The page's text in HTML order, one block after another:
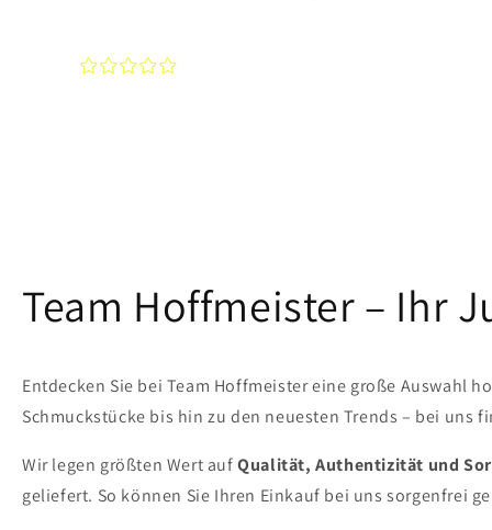
¤¤¤¤¤
Team Hoffmeister – Ihr
Entdecken Sie bei Team Hoffmeister eine große Auswahl
Schmuckstücke bis hin zu den neuesten Trends – bei uns
Wir legen größten Wert aufQualität, Authentizität und
geliefert. So können Sie Ihren Einkauf bei uns sorgenfrei